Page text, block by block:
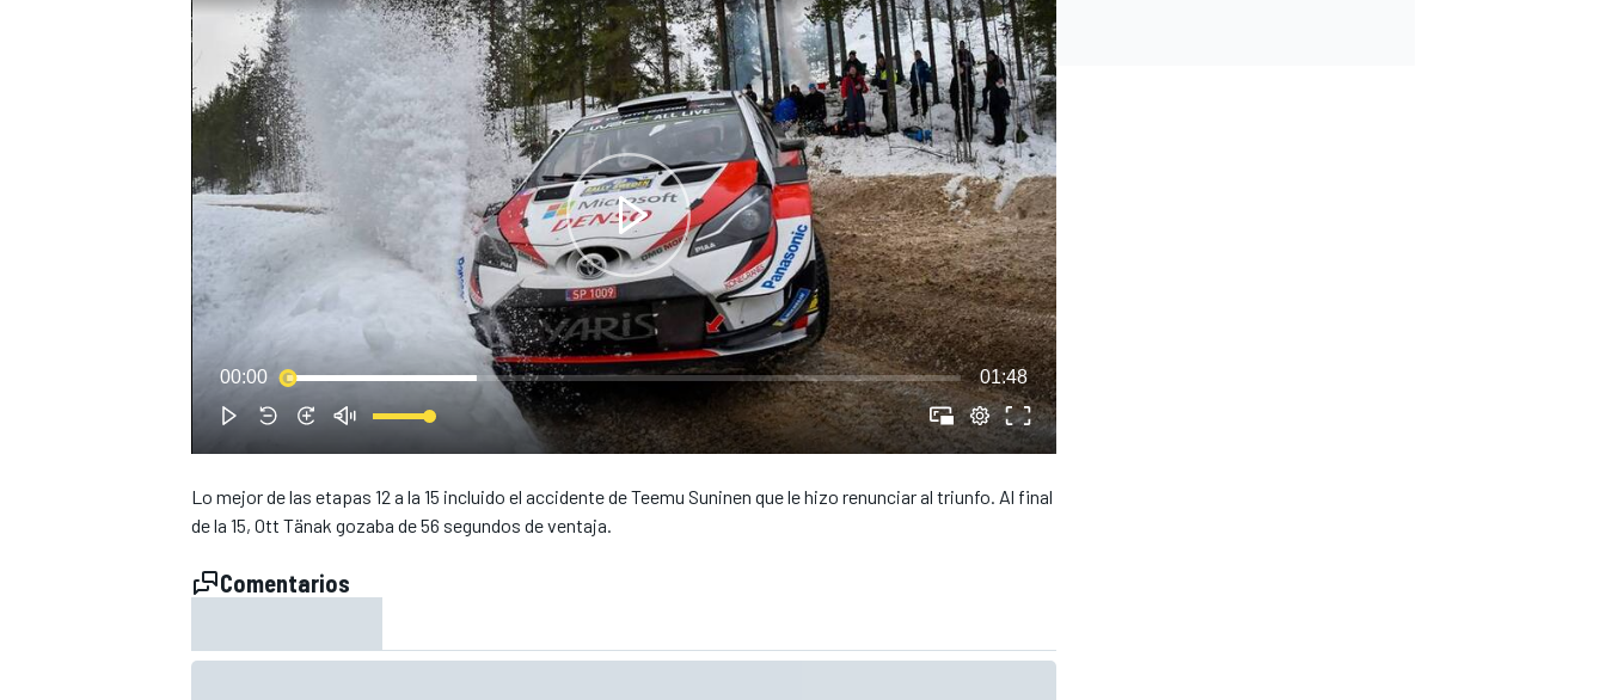
MOTOGP
NASCAR CUP
00:00 01:48
Lo mejor de las etapas 12 a la 15 incluido el accidente de Teemu Suninen que le hizo renunciar al triunfo. Al final
de la 15, Ott Tänak gozaba de 56 segundos de ventaja.
Comentarios